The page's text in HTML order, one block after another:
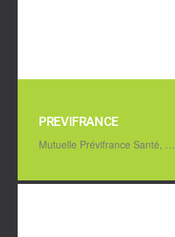
PREVIFRANCE
Mutuelle Prévifrance Santé, …